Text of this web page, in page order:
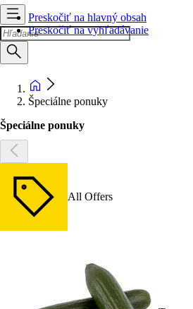
Preskočiť na hlavný obsah
Preskočiť na vyhľadávanie
Špeciálne ponuky
Špeciálne ponuky
All Offers